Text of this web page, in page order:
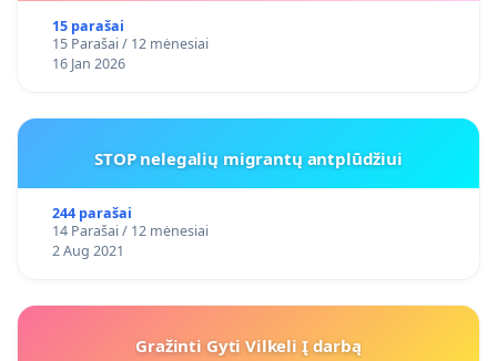
15 parašai
15 Parašai / 12 mėnesiai
16 Jan 2026
STOP nelegalių migrantų antplūdžiui
244 parašai
14 Parašai / 12 mėnesiai
2 Aug 2021
Gražinti Gyti Vilkeli Į darbą